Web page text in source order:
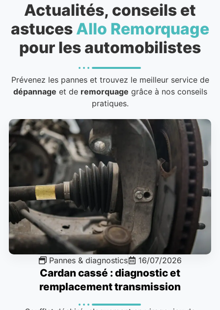
Actualités, conseils et
astuces Allo Remorquage
pour les automobilistes
Prévenez les pannes et trouvez le meilleur service de
dépannage et de remorquage grâce à nos conseils
pratiques.
Pannes & diagnostics 16/07/2026
Cardan cassé : diagnostic et
remplacement transmission